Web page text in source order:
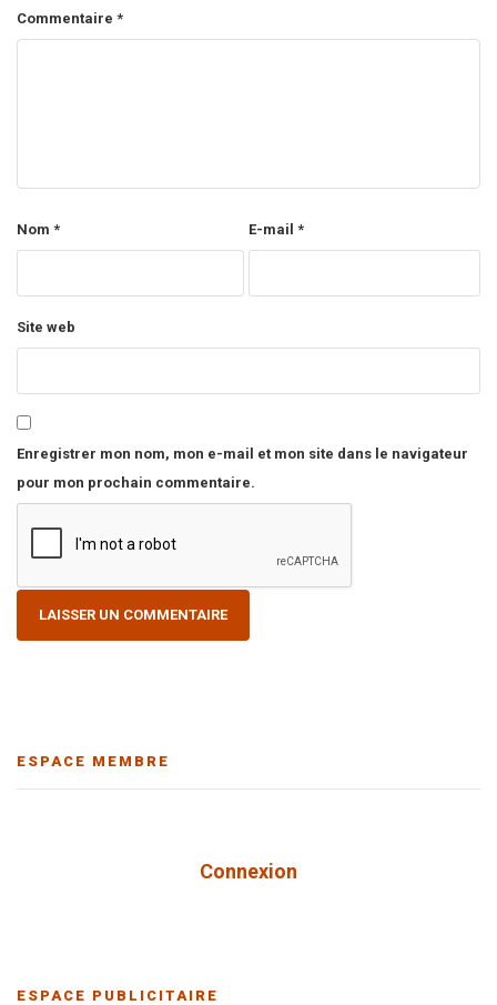
Commentaire *
Nom * E-mail *
Site web
Enregistrer mon nom, mon e-mail et mon site dans le navigateur
pour mon prochain commentaire.
ESPACE MEMBRE
Connexion
ESPACE PUBLICITAIRE